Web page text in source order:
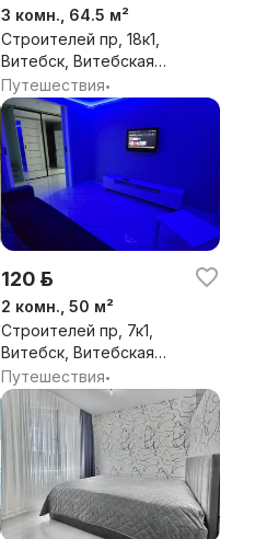
3 комн., 64.5 м²
Строителей пр, 18к1,
Витебск, Витебская
обл.
Путешествия•
120 р.
2 комн., 50 м²
Строителей пр, 7к1,
Витебск, Витебская
обл.
Путешествия•